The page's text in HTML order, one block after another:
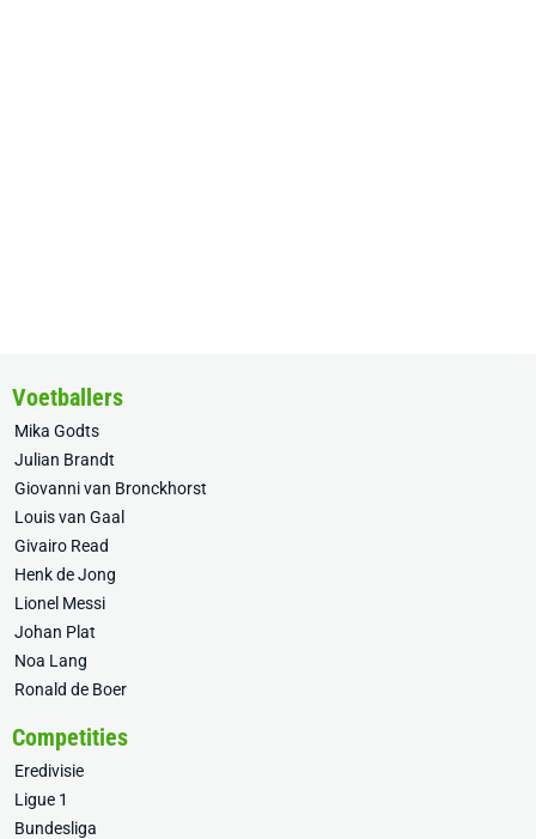
Voetballers
Mika Godts
Julian Brandt
Giovanni van Bronckhorst
Louis van Gaal
Givairo Read
Henk de Jong
Lionel Messi
Johan Plat
Noa Lang
Ronald de Boer
Competities
Eredivisie
Ligue 1
Bundesliga